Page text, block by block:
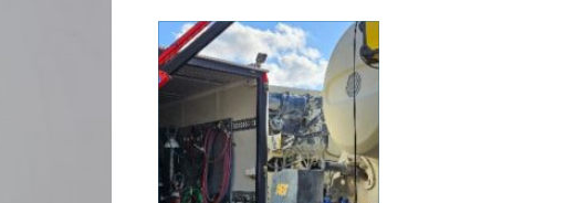
när nya projekt ska i
gång. Rätt sorts grus gör
skillnad för allt från en
enkel trädgårdsgång till
en tungt trafikerad
uppfart eller en s...